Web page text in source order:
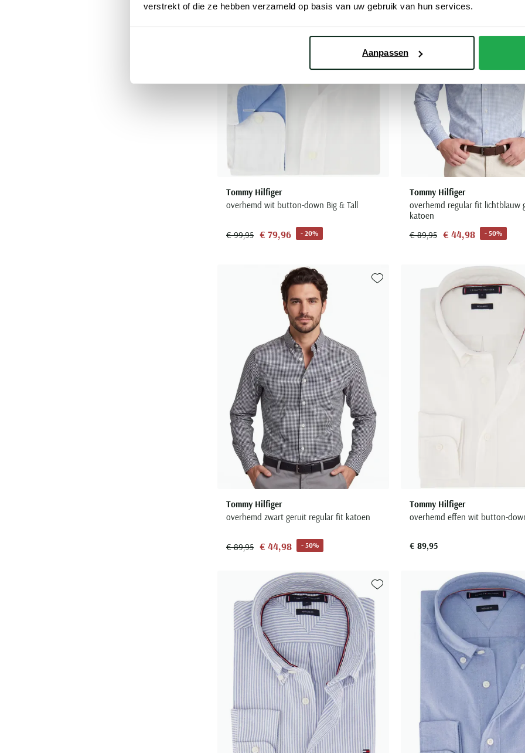
verstrekt of die ze hebben verzameld op basis van uw gebruik van hun services.
Aanpassen
Tommy Hilfiger
overhemd wit button-down Big & Tall
€ 99,95 € 79,96 - 20%
Tommy Hilfiger
overhemd regular fit lichtblauw
katoen
€ 89,95 € 44,98 - 50%
Tommy Hilfiger
overhemd zwart geruit regular fit katoen
€ 89,95 € 44,98 - 50%
Toevoegen aan favorieten
Tommy Hilfiger
overhemd effen wit button-
€ 89,95
Toevoegen aan favorieten